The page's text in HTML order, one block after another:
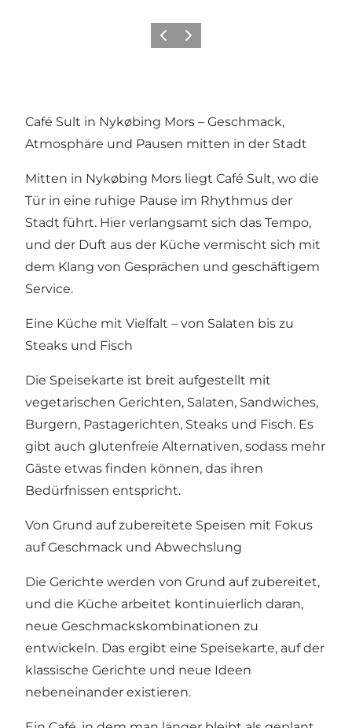
Vorherige Folie
Nächste Folie
Café Sult in Nykøbing Mors – Geschmack,
Atmosphäre und Pausen mitten in der Stadt
Mitten in Nykøbing Mors liegt Café Sult, wo die
Tür in eine ruhige Pause im Rhythmus der
Stadt führt. Hier verlangsamt sich das Tempo,
und der Duft aus der Küche vermischt sich mit
dem Klang von Gesprächen und geschäftigem
Service.
Eine Küche mit Vielfalt – von Salaten bis zu
Steaks und Fisch
Die Speisekarte ist breit aufgestellt mit
vegetarischen Gerichten, Salaten, Sandwiches,
Burgern, Pastagerichten, Steaks und Fisch. Es
gibt auch glutenfreie Alternativen, sodass mehr
Gäste etwas finden können, das ihren
Bedürfnissen entspricht.
Von Grund auf zubereitete Speisen mit Fokus
auf Geschmack und Abwechslung
Die Gerichte werden von Grund auf zubereitet,
und die Küche arbeitet kontinuierlich daran,
neue Geschmackskombinationen zu
entwickeln. Das ergibt eine Speisekarte, auf der
klassische Gerichte und neue Ideen
nebeneinander existieren.